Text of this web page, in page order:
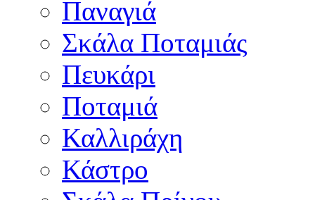
Παναγιά
Σκάλα Ποταμιάς
Πευκάρι
Ποταμιά
Καλλιράχη
Κάστρο